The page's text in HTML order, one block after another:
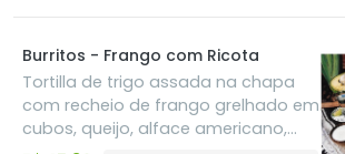
Burritos - Frango com Ricota
Tortilla de trigo assada na chapa
com recheio de frango grelhado em
cubos, queijo, alface americano,